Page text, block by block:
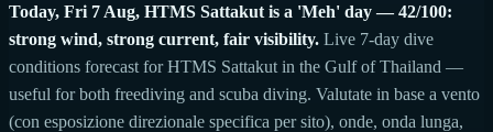
Today, Fri 7 Aug, HTMS Sattakut is a 'Meh' day — 42/100:
strong wind, strong current, fair visibility. Live 7-day dive
conditions forecast for HTMS Sattakut in the Gulf of Thailand —
useful for both freediving and scuba diving. Valutate in base a vento
(con esposizione direzionale specifica per sito), onde, onda lunga,